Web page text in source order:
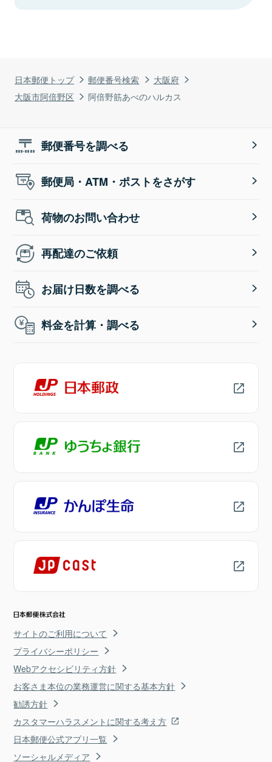
日本郵便トップ 郵便番号検索
大阪府
大阪市阿倍野区
阿倍野筋あべのハルカス
郵便番号を調べる
郵便局・ATM・ポストをさがす
荷物のお問い合わせ
再配達のご依頼
お届け日数を調べる
料金を計算・調べる
サイトのご利用について
プライバシーポリシー
Webアクセシビリティ方針
お客さま本位の業務運営に関する基本方針
勧誘方針
カスタマーハラスメントに関する考え方
日本郵便公式アプリ一覧
ソーシャルメディア